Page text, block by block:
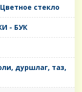
стекло
- БУК
дуршлаг, таз,